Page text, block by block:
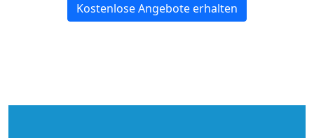
Kostenlose Angebote erhalten